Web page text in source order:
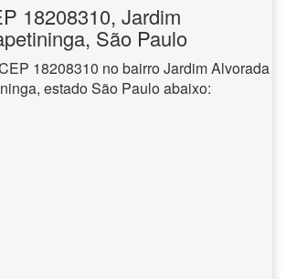
18208310, Jardim
São Paulo
18208310 no bairro Jardim Alvorada
estado São Paulo abaixo: